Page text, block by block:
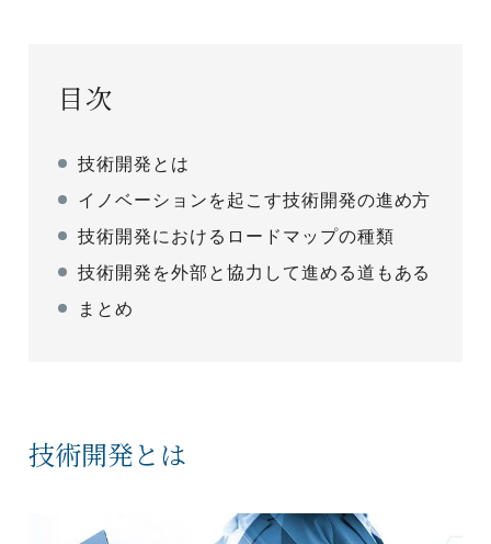
目次
技術開発とは
イノベーションを起こす技術開発の進め方
技術開発におけるロードマップの種類
技術開発を外部と協力して進める道もある
まとめ
技術開発とは